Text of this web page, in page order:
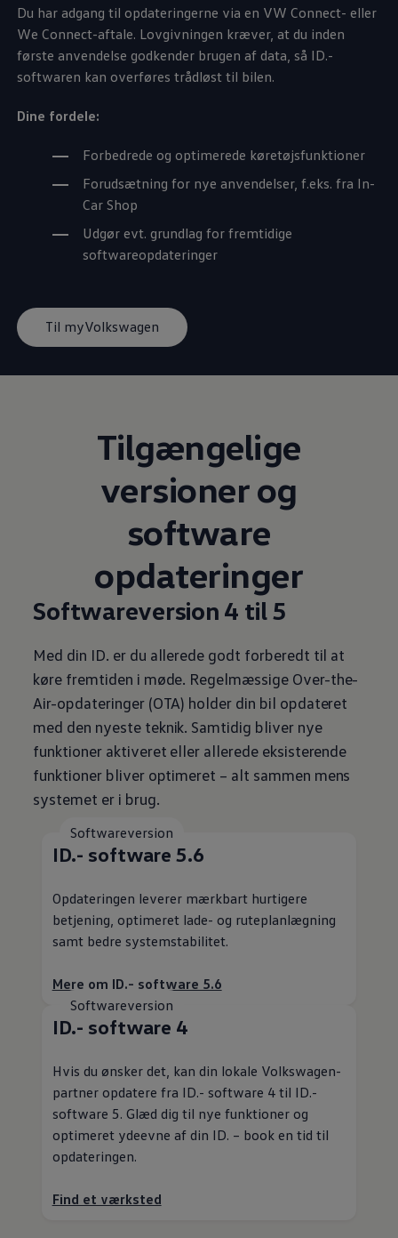
Du har adgang til opdateringerne via en VW Connect- eller
We Connect-aftale. Lovgivningen kræver, at du inden
første anvendelse godkender brugen af data, så ID.-
softwaren kan overføres trådløst til bilen.
Dine fordele:
Forbedrede og optimerede køretøjsfunktioner
Forudsætning for nye anvendelser, f.eks. fra In-
Car Shop
Udgør evt. grundlag for fremtidige
softwareopdateringer
Til myVolkswagen
Tilgængelige
versioner og
software
opdateringer
Softwareversion 4 til 5
Med din ID. er du allerede godt forberedt til at
køre fremtiden i møde. Regelmæssige Over-the-
Air-opdateringer (OTA) holder din bil opdateret
med den nyeste teknik. Samtidig bliver nye
funktioner aktiveret eller allerede eksisterende
funktioner bliver optimeret – alt sammen mens
systemet er i brug.
Softwareversion
ID.- software 5.6
Opdateringen leverer mærkbart hurtigere
betjening, optimeret lade- og ruteplanlægning
samt bedre systemstabilitet.
Mere om ID.- software 5.6
Softwareversion
ID.- software 4
Hvis du ønsker det, kan din lokale Volkswagen-
partner opdatere fra ID.- software 4 til ID.-
software 5. Glæd dig til nye funktioner og
optimeret ydeevne af din ID. – book en tid til
opdateringen.
Find et værksted